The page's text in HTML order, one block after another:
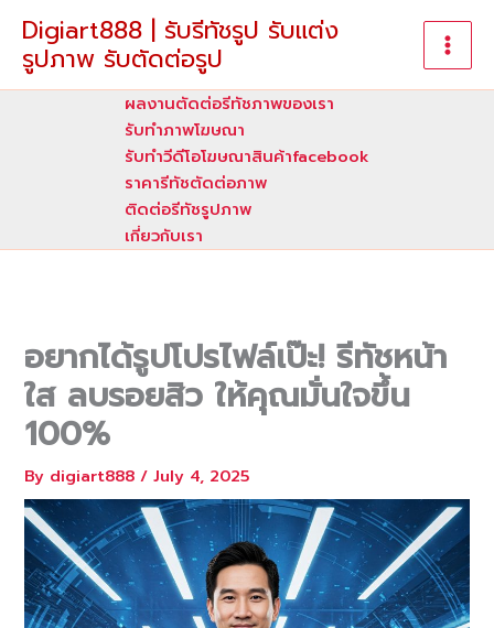
content
Digiart888 | รับรีทัชรูป รับแต่ง
รูปภาพ รับตัดต่อรูป
ผลงานตัดต่อรีทัชภาพของเรา
รับทําภาพโฆษณา
รับทำวีดีโอโฆษณาสินค้าfacebook
ราคารีทัชตัดต่อภาพ
ติดต่อรีทัชรูปภาพ
เกี่ยวกับเรา
อยากได้รูปโปรไฟล์เป๊ะ! รีทัชหน้า
ใส ลบรอยสิว ให้คุณมั่นใจขึ้น
100%
By digiart888/July 4, 2025